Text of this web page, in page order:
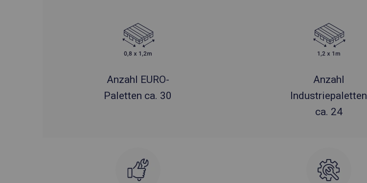
Anzahl EURO-
Paletten ca. 30
Anzahl
Industriepaletten
ca. 24